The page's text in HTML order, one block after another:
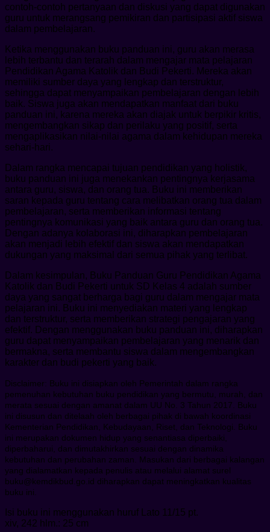
contoh-contoh pertanyaan dan diskusi yang dapat digunakan
guru untuk merangsang pemikiran dan partisipasi aktif siswa
dalam pembelajaran.
Ketika menggunakan buku panduan ini, guru akan merasa
lebih terbantu dan terarah dalam mengajar mata pelajaran
Pendidikan Agama Katolik dan Budi Pekerti. Mereka akan
memiliki sumber daya yang lengkap dan terstruktur,
sehingga dapat menyampaikan pembelajaran dengan lebih
baik. Siswa juga akan mendapatkan manfaat dari buku
panduan ini, karena mereka akan diajak untuk berpikir kritis,
mengembangkan sikap dan perilaku yang positif, serta
mengaplikasikan nilai-nilai agama dalam kehidupan mereka
sehari-hari.
Dalam rangka mencapai tujuan pendidikan yang holistik,
buku panduan ini juga menekankan pentingnya kerjasama
antara guru, siswa, dan orang tua. Buku ini memberikan
saran kepada guru tentang cara melibatkan orang tua dalam
pembelajaran, serta memberikan informasi tentang
pentingnya komunikasi yang baik antara guru dan orang tua.
Dengan adanya kolaborasi ini, diharapkan pembelajaran
akan menjadi lebih efektif dan siswa akan mendapatkan
dukungan yang maksimal dari semua pihak yang terlibat.
Dalam kesimpulan, Buku Panduan Guru Pendidikan Agama
Katolik dan Budi Pekerti untuk SD Kelas 4 adalah sumber
daya yang sangat berharga bagi guru dalam mengajar mata
pelajaran ini. Buku ini menyediakan materi yang lengkap
dan terstruktur, serta memberikan strategi pengajaran yang
efektif. Dengan menggunakan buku panduan ini, diharapkan
guru dapat menyampaikan pembelajaran yang menarik dan
bermakna, serta membantu siswa dalam mengembangkan
karakter dan budi pekerti yang baik.
Disclaimer: Buku ini disiapkan oleh Pemerintah dalam rangka
pemenuhan kebutuhan buku pendidikan yang bermutu, murah, dan
merata sesuai dengan amanat dalam UU No. 3 Tahun 2017. Buku
ini disusun dan ditelaah oleh berbagai pihak di bawah koordinasi
Kementerian Pendidikan, Kebudayaan, Riset, dan Teknologi. Buku
ini merupakan dokumen hidup yang senantiasa diperbaiki,
diperbaharui, dan dimutakhirkan sesuai dengan dinamika
kebutuhan dan perubahan zaman. Masukan dari berbagai kalangan
yang dialamatkan kepada penulis atau melalui alamat surel
buku@kemdikbud.go.id diharapkan dapat meningkatkan kualitas
buku ini.
Isi buku ini menggunakan huruf Lato 11/15 pt.
xiv, 242 hlm.: 25 cm